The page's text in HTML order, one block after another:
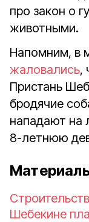
про закон о
животными.
Напомним, в
жаловались,
Пристань
бродячие
нападают на
8-летнюю
Шебекине